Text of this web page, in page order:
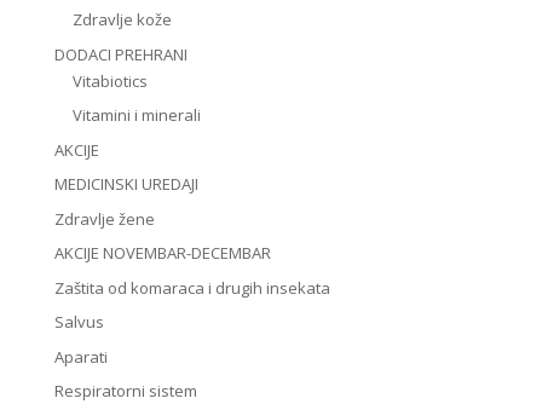
Zdravlje kože
DODACI PREHRANI
Vitabiotics
Vitamini i minerali
AKCIJE
MEDICINSKI UREDAJI
Zdravlje žene
AKCIJE NOVEMBAR-DECEMBAR
Zaštita od komaraca i drugih insekata
Salvus
Aparati
Respiratorni sistem